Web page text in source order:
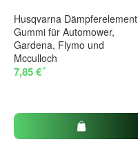
Husqvarna Dämpferelement
Gummi für Automower,
Gardena, Flymo und
Mcculloch
7,85 €*